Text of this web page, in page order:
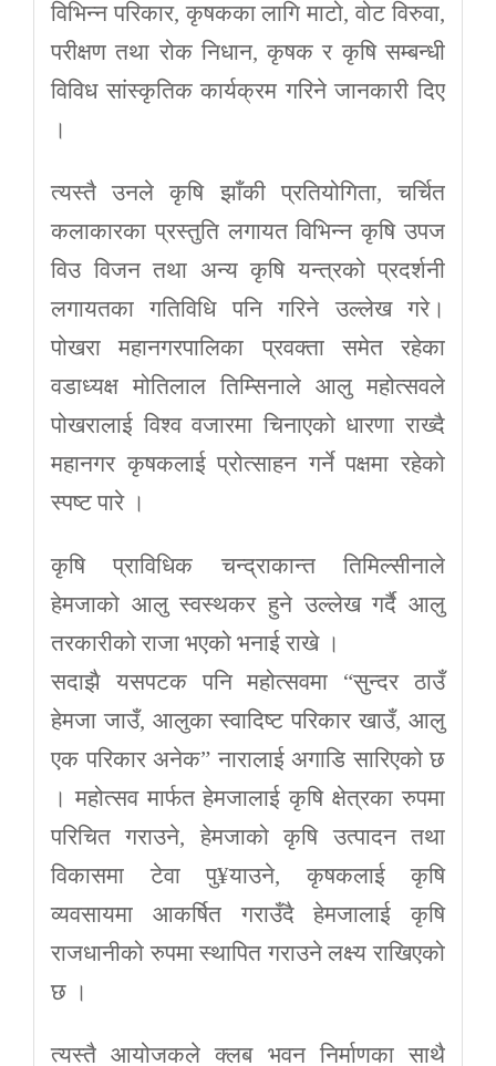
विभिन्न परिकार, कृषकका लागि माटो, वोट विरुवा,
परीक्षण तथा रोक निधान, कृषक र कृषि सम्बन्धी
विविध सांस्कृतिक कार्यक्रम गरिने जानकारी दिए
।
त्यस्तै उनले कृषि झाँकी प्रतियोगिता, चर्चित
कलाकारका प्रस्तुति लगायत विभिन्न कृषि उपज
विउ विजन तथा अन्य कृषि यन्त्रको प्रदर्शनी
लगायतका गतिविधि पनि गरिने उल्लेख गरे।
पोखरा महानगरपालिका प्रवक्ता समेत रहेका
वडाध्यक्ष मोतिलाल तिम्सिनाले आलु महोत्सवले
पोखरालाई विश्व वजारमा चिनाएको धारणा राख्दै
महानगर कृषकलाई प्रोत्साहन गर्ने पक्षमा रहेको
स्पष्ट पारे ।
कृषि प्राविधिक चन्द्राकान्त तिमिल्सीनाले
हेमजाको आलु स्वस्थकर हुने उल्लेख गर्दै आलु
तरकारीको राजा भएको भनाई राखे ।
सदाझै यसपटक पनि महोत्सवमा “सुन्दर ठाउँ
हेमजा जाउँ, आलुका स्वादिष्ट परिकार खाउँ, आलु
एक परिकार अनेक” नारालाई अगाडि सारिएको छ
। महोत्सव मार्फत हेमजालाई कृषि क्षेत्रका रुपमा
परिचित गराउने, हेमजाको कृषि उत्पादन तथा
विकासमा टेवा पु¥याउने, कृषकलाई कृषि
व्यवसायमा आकर्षित गराउँदै हेमजालाई कृषि
राजधानीको रुपमा स्थापित गराउने लक्ष्य राखिएको
छ ।
त्यस्तै आयोजकले क्लब भवन निर्माणका साथै